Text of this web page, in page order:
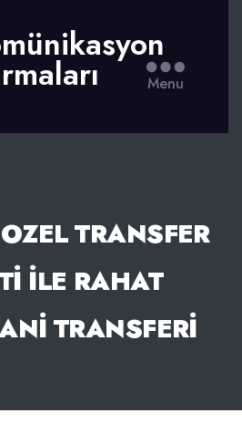
Menu
TRANSFER
İLE RAHAT
TRANSFERI